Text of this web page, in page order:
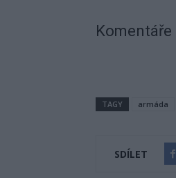
Komentáře
TAGY armáda
SDÍLET